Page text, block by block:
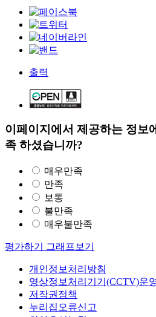
출력
이페이지에서 제공하는 정보
족 하셨습니까?
매우만족
만족
보통
불만족
매우불만족
평가하기 그래프보기
개인정보처리방침
영상정보처리기기(CCTV)운
저작권정책
누리집오류신고